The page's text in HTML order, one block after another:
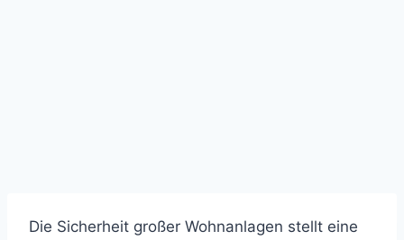
Die Sicherheit großer Wohnanlagen stellt eine